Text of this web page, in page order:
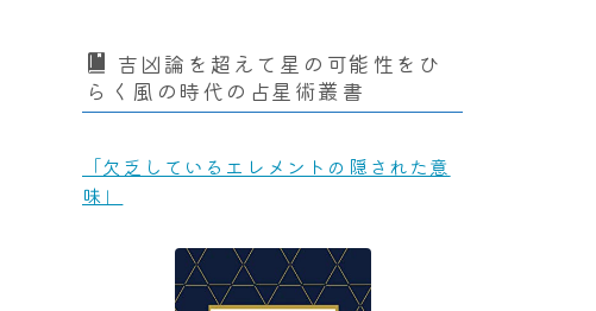
吉凶論を超えて星の可能性をひ
らく風の時代の占星術叢書
「欠乏しているエレメントの隠された意
味」